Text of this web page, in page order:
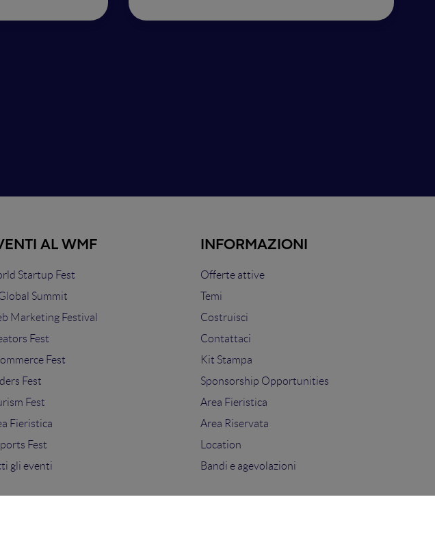
AL WMF
Startup Fest
Summit
Marketing Festival
Fest
Fest
Fest
Fest
Fieristica
Fest
gli eventi
INFORMAZIONI
Offerte attive
Temi
Costruisci
Contattaci
Kit Stampa
Sponsorship Opportunities
Area Fieristica
Area Riservata
Location
Bandi e agevolazioni